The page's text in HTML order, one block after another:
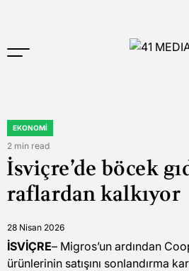
to
POSTED
IN
EKONOMI
Estimated
read
time
2 min read
İsviçre’de böcek
raflardan kalkıyor
28 Nisan 2026
İSVİÇRE– Migros’un ardından
ürünlerinin satışını sonlandırma